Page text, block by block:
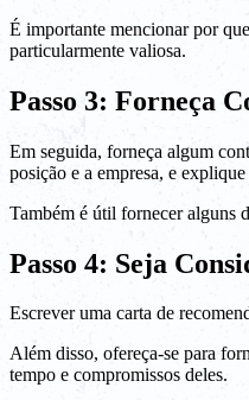
É importante mencionar por
particularmente valiosa.
Passo 3: Forneça
Em seguida, forneça algum
posição e a empresa, e
Também é útil fornecer alguns
Passo 4: Seja
Escrever uma carta de
Além disso, ofereça-se para
tempo e compromissos deles.